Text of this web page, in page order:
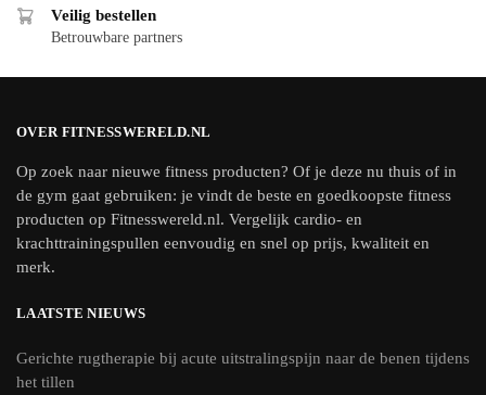
Veilig bestellen
Betrouwbare partners
OVER FITNESSWERELD.NL
Op zoek naar nieuwe fitness producten? Of je deze nu thuis of in
de gym gaat gebruiken: je vindt de beste en goedkoopste fitness
producten op Fitnesswereld.nl. Vergelijk cardio- en
krachttrainingspullen eenvoudig en snel op prijs, kwaliteit en
merk.
LAATSTE NIEUWS
Gerichte rugtherapie bij acute uitstralingspijn naar de benen tijdens
het tillen